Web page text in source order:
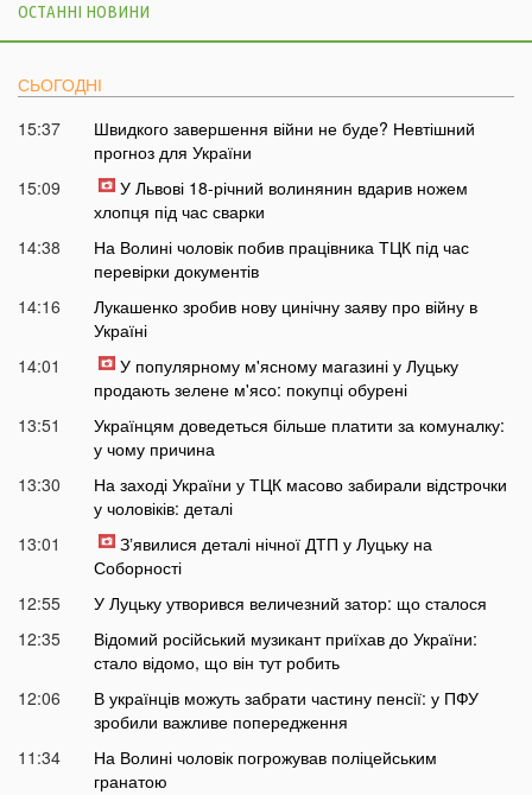
ОСТАННІ НОВИНИ
СЬОГОДНІ
15:37
Швидкого завершення війни не буде? Невтішний
прогноз для України
15:09
У Львові 18-річний волинянин вдарив ножем
хлопця під час сварки
14:38
На Волині чоловік побив працівника ТЦК під час
перевірки документів
14:16
Лукашенко зробив нову цинічну заяву про війну в
Україні
14:01
У популярному м'ясному магазині у Луцьку
продають зелене м'ясо: покупці обурені
13:51
Українцям доведеться більше платити за комуналку:
у чому причина
13:30
На заході України у ТЦК масово забирали відстрочки
у чоловіків: деталі
13:01
Зʼявилися деталі нічної ДТП у Луцьку на
Соборності
12:55
У Луцьку утворився величезний затор: що сталося
12:35
Відомий російський музикант приїхав до України:
стало відомо, що він тут робить
12:06
В українців можуть забрати частину пенсії: у ПФУ
зробили важливе попередження
11:34
На Волині чоловік погрожував поліцейським
гранатою